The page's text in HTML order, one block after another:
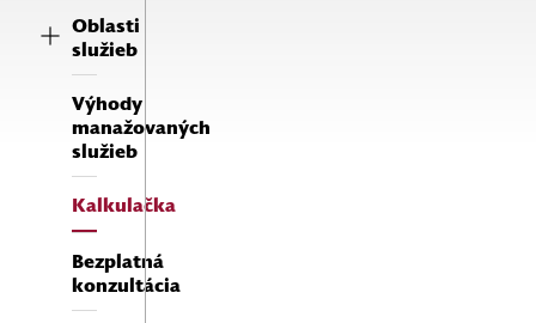
Oblasti
služieb
Výhody
manažovaných
služieb
Kalkulačka
Bezplatná
konzultácia